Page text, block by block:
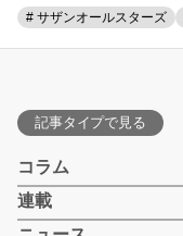
# サザンオールスターズ
記事タイプで見る
コラム
連載